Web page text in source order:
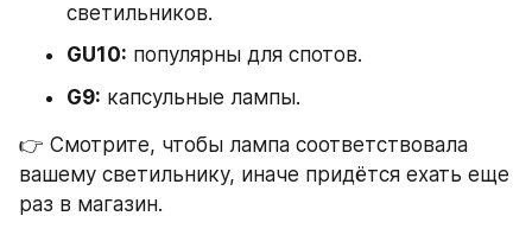
светильников.
GU10: популярны для спотов.
G9: капсульные лампы.
👉 Смотрите, чтобы лампа соответствовала
вашему светильнику, иначе придётся ехать еще
раз в магазин.